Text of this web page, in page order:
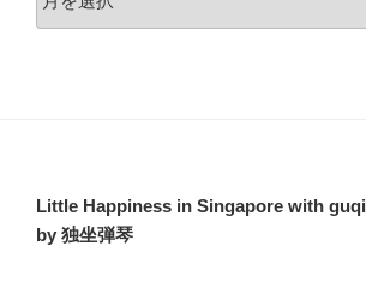
ー
Little Happiness in Singapore with
by 独坐弾琴